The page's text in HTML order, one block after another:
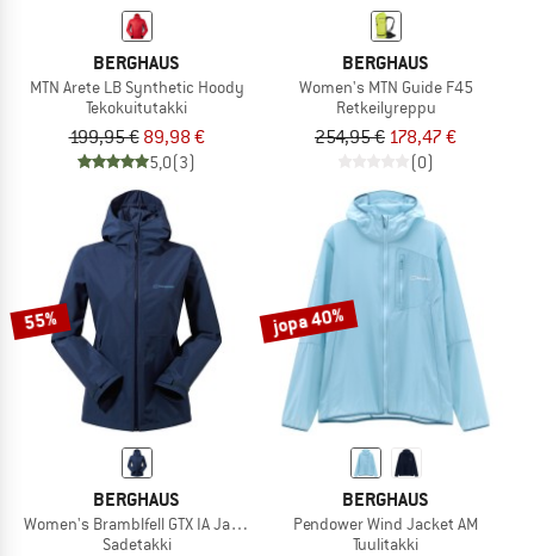
BERGHAUS
MTN Arete LB Synthetic Hoody
Tekokuitutakki
199,95 € 89,98 €
5,0(3)
BERGHAUS
Women's MTN Guide F45
Retkeilyreppu
254,95 € 178,47 €
(0)
55%
BERGHAUS
Women's Bramblfell GTX IA Jacket
Sadetakki
jopa 40%
BERGHAUS
Pendower Wind Jacket AM
Tuulitakki